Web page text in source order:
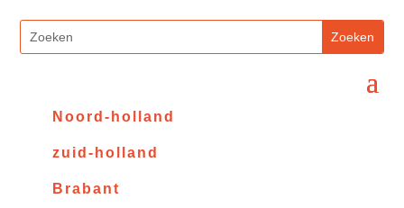
Noord-holland
zuid-holland
Brabant